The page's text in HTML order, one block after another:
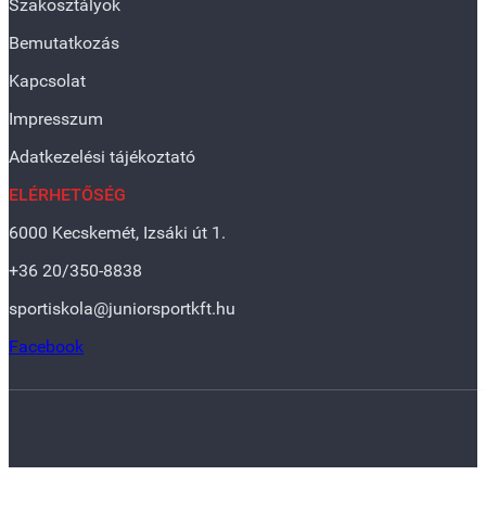
Szakosztályok
Bemutatkozás
Kapcsolat
Impresszum
Adatkezelési tájékoztató
ELÉRHETŐSÉG
6000 Kecskemét, Izsáki út 1.
+36 20/350-8838
sportiskola@juniorsportkft.hu
Facebook